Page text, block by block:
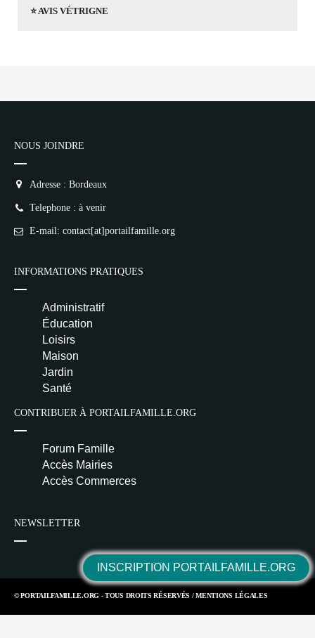
⭐ AVIS VÉTRIGNE
INSCRIPTION PORTAILFAMILLE.ORG
NOUS JOINDRE
Adresse : Bordeaux
Telephone : à venir
E-mail: contact[at]portailfamille.org
INFORMATIONS PRATIQUES
Administratif
Éducation
Loisirs
Maison
Jardin
Santé
CONTRIBUER À PORTAILFAMILLE.ORG
Forum Famille
Accès Mairies
Accès Commerces
NEWSLETTER
© PORTAILFAMILLE.ORG - TOUS DROITS RÉSERVÉS /MENTIONS LÉGALES